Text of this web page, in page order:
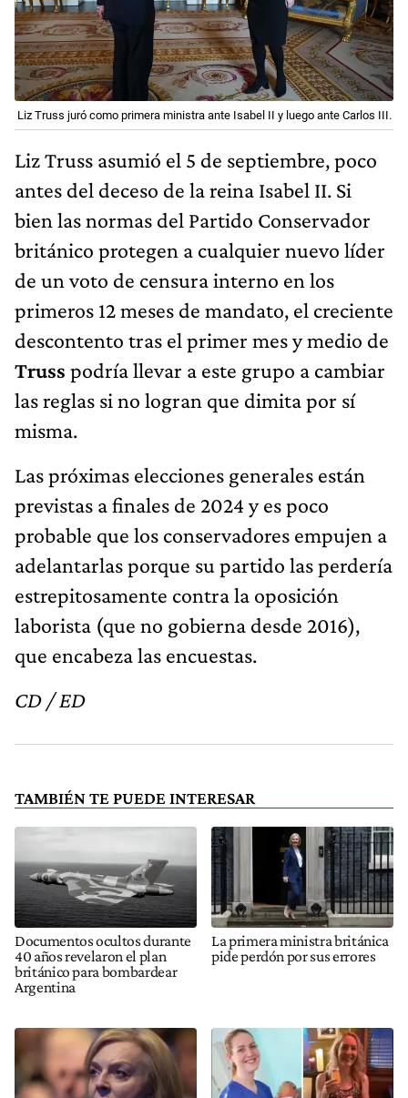
Liz Truss juró como primera ministra ante Isabel II y luego ante Carlos III.
Liz Truss asumió el 5 de septiembre, poco
antes del deceso de la reina Isabel II. Si
bien las normas del Partido Conservador
británico protegen a cualquier nuevo líder
de un voto de censura interno en los
primeros 12 meses de mandato, el creciente
descontento tras el primer mes y medio de
Truss podría llevar a este grupo a cambiar
las reglas si no logran que dimita por sí
misma.
Las próximas elecciones generales están
previstas a finales de 2024 y es poco
probable que los conservadores empujen a
adelantarlas porque su partido las perdería
estrepitosamente contra la oposición
laborista (que no gobierna desde 2016),
que encabeza las encuestas.
CD / ED
TAMBIÉN TE PUEDE INTERESAR
Documentos ocultos durante
40 años revelaron el plan
británico para bombardear
Argentina
La primera ministra británica
pide perdón por sus errores